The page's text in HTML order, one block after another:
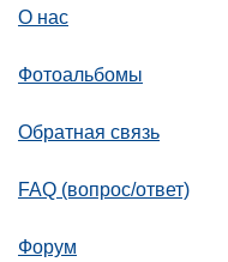
О нас
Фотоальбомы
Обратная связь
FAQ (вопрос/ответ)
Форум